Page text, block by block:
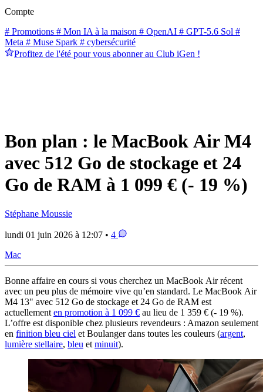
Compte
# Promotions # Mon IA à la maison # OpenAI # GPT-5.6 Sol #
Meta # Muse Spark # cybersécurité
Profitez de l'été pour vous abonner au Club iGen !
Bon plan : le MacBook Air M4
avec 512 Go de stockage et 24
Go de RAM à 1 099 € (- 19 %)
Stéphane Moussie
lundi 01 juin 2026 à 12:07 • 4
Mac
Bonne affaire en cours si vous cherchez un MacBook Air récent
avec un peu plus de mémoire vive qu’en standard. Le MacBook Air
M4 13" avec 512 Go de stockage et 24 Go de RAM est
actuellement en promotion à 1 099 € au lieu de 1 359 € (- 19 %).
L’offre est disponible chez plusieurs revendeurs : Amazon seulement
en finition bleu ciel et Boulanger dans toutes les couleurs (argent,
lumière stellaire, bleu et minuit).